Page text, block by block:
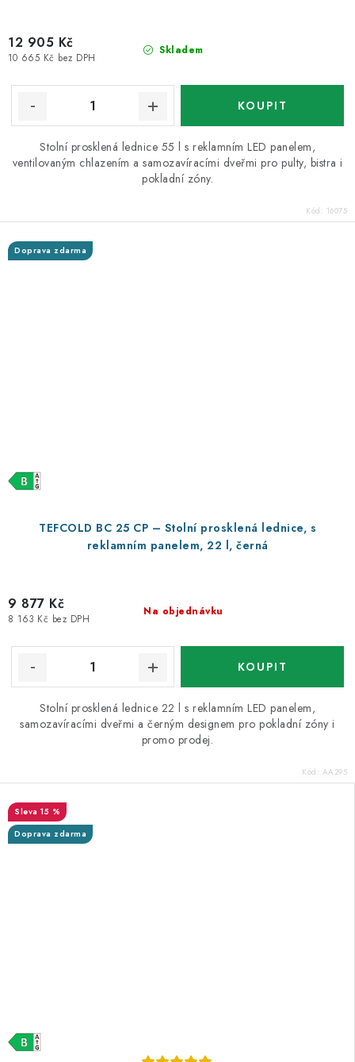
Skladem
10 665 Kč bez DPH
12 905 Kč
Stolní prosklená lednice 55 l s reklamním LED panelem,
ventilovaným chlazením a samozavíracími dveřmi pro pulty, bistra i
pokladní zóny.
Kód: 16075
TEFCOLD BC 25 CP – Stolní prosklená lednice, s
reklamním panelem, 22 l, černá
Doprava zdarma
Na objednávku
8 163 Kč bez DPH
9 877 Kč
Stolní prosklená lednice 22 l s reklamním LED panelem,
samozavíracími dveřmi a černým designem pro pokladní zóny i
promo prodej.
Kód: AA295
15 %
Doprava zdarma